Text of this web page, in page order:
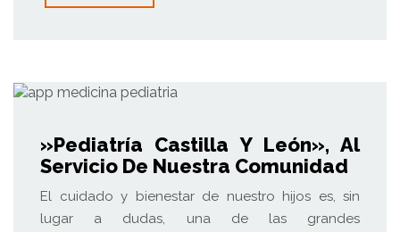
»Pediatría Castilla Y León», Al
Servicio De Nuestra Comunidad
El cuidado y bienestar de nuestro hijos es, sin
lugar a dudas, una de las grandes